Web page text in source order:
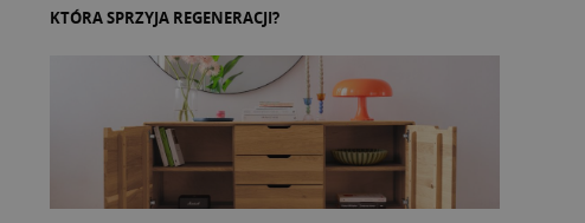
KTÓRA SPRZYJA REGENERACJI?